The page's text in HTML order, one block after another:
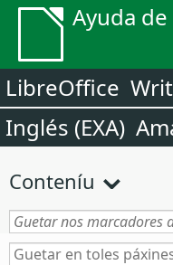
Ayuda
LibreOffice
Inglés (EXA)
Conteníu